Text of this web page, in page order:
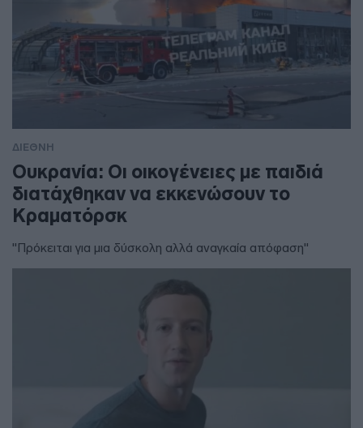
ΔΙΕΘΝΗ
Ουκρανία: Οι οικογένειες με παιδιά
διατάχθηκαν να εκκενώσουν το
Κραματόρσκ
"Πρόκειται για μια δύσκολη αλλά αναγκαία απόφαση"